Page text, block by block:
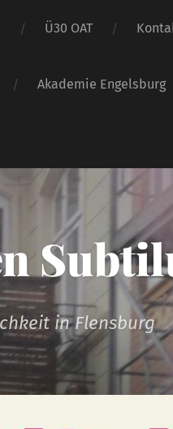
Ü30 OAT
Akademie Engelsburg
in Flensburg